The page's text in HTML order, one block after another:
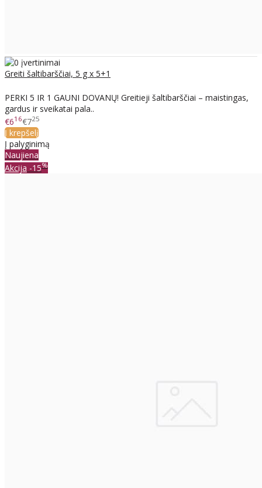
Greiti šaltibarščiai, 5 g x 5+1
PERKI 5 IR 1 GAUNI DOVANŲ! Greitieji šaltibarščiai – maistingas,
gardus ir sveikatai pala..
€616€725
Į krepšelį
Į palyginimą
Naujiena
Akcija -15%